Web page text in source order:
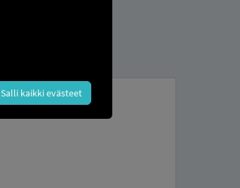
Salli kaikki evästeet